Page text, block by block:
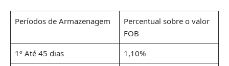
Períodos de Armazenagem
Percentual sobre o valor
FOB
1º Até 45 dias
1,10%